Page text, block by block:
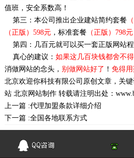
值班，安全系数高！
第三：本公司推出企业建站简约套餐
（正版）598元 ，标准套餐 （正版）798元
第四：几百元就可以买一套正版网站程
真心的建议： 如果这几百块钱都舍不
消做网站的念头， 别做网站好了 ！ 免得用
北京欢迎你科技有限公司 原创文章，关键
站 北京网站制作 转载请注明出处：
上一篇 :代理加盟条款详细介绍
下一篇 :全国各地联系方式